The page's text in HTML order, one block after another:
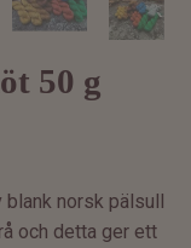
50 g
blank norsk pälsull
och detta ger ett